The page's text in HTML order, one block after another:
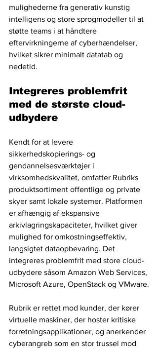
mulighederne fra generativ kunstig
intelligens og store sprogmodeller til at
støtte teams i at håndtere
eftervirkningerne af cyberhændelser,
hvilket sikrer minimalt datatab og
nedetid.
Integreres problemfrit
med de største cloud-
udbydere
Kendt for at levere
sikkerhedskopierings- og
gendannelsesværktøjer i
virksomhedskvalitet, omfatter Rubriks
produktsortiment offentlige og private
skyer samt lokale systemer. Platformen
er afhængig af ekspansive
arkivlagringskapaciteter, hvilket giver
mulighed for omkostningseffektiv,
langsigtet dataopbevaring. Det
integreres problemfrit med store cloud-
udbydere såsom Amazon Web Services,
Microsoft Azure, OpenStack og VMware.
Rubrik er rettet mod kunder, der kører
virtuelle maskiner, der hoster kritiske
forretningsapplikationer, og anerkender
cyberangreb som en stor trussel mod